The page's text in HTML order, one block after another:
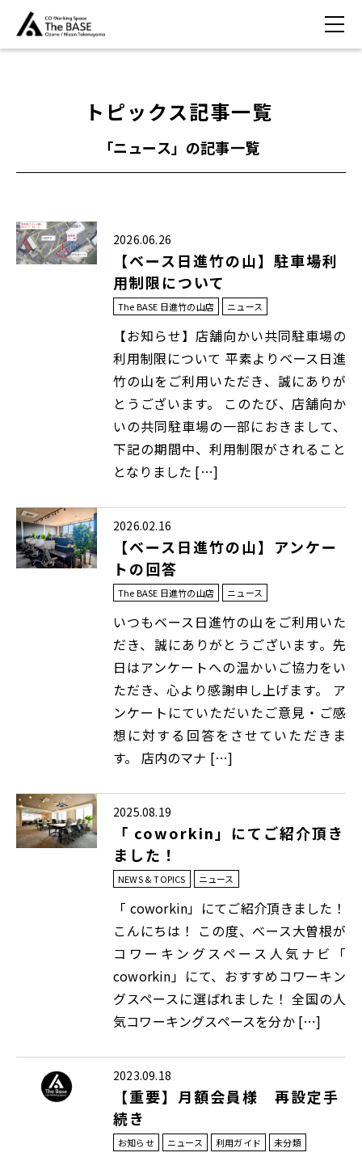
トピックス記事一覧
「ニュース」の記事一覧
2026.06.26
【ベース日進竹の山】駐車場利
用制限について
The BASE 日進竹の山店 ニュース
【お知らせ】店舗向かい共同駐車場の
利用制限について 平素よりベース日進
竹の山をご利用いただき、誠にありが
とうございます。 このたび、店舗向か
いの共同駐車場の一部におきまして、
下記の期間中、利用制限がされること
となりました […]
2026.02.16
【ベース日進竹の山】アンケー
トの回答
The BASE 日進竹の山店 ニュース
いつもベース日進竹の山をご利用いた
だき、誠にありがとうございます。先
日はアンケートへの温かいご協力をい
ただき、心より感謝申し上げます。 ア
ンケートにていただいたご意見・ご感
想に対する回答をさせていただきま
す。 店内のマナ […]
2025.08.19
「 coworkin」にてご紹介頂き
ました！
NEWS & TOPICS ニュース
「 coworkin」にてご紹介頂きました！
こんにちは！ この度、べース大曽根が
コワーキングスペース人気ナビ「
coworkin」にて、おすすめコワーキン
グスペースに選ばれました！ 全国の人
気コワーキングスペースを分か […]
2023.09.18
【重要】月額会員様 再設定手
続き
お知らせ ニュース 利用ガイド 未分類